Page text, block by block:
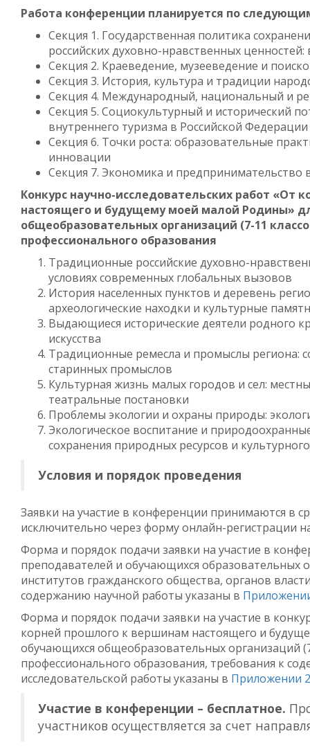
Работа конференции планируется по
Секция 1. Государственная политика
российских духовно-нравственных
Секция 2. Краеведение, музееведение и
Секция 3. История, культура и традиции
Секция 4. Международный, национальный и
Секция 5. Социокультурный и исторический
внутреннего туризма в Российской Федерации
Секция 6. Точки роста: образовательные
инновации
Секция 7. Экономика и предпринимательство
Конкурс научно-исследовательских работ «От
настоящего и будущему моей малой Родины»
общеобразовательных организаций (7-11
профессионального образования
Традиционные российские духовно-
условиях современных глобальных вызовов
История населенных пунктов и деревень
археологические находки и культурные
Выдающиеся исторические деятели родного
искусства
Традиционные ремесла и промыслы региона:
старинных промыслов
Культурная жизнь малых городов и сел:
театральные постановки
Проблемы экологии и охраны природы:
Экологическое воспитание и
сохранения природных ресурсов и
Условия и порядок проведения
Заявки на участие в конференции принимаются в
исключительно через форму онлайн-регистрации
Форма и порядок подачи заявки на участие в
преподавателей и обучающихся образовательных
институтов гражданского общества, органов
содержанию научной работы указаны в
Форма и порядок подачи заявки на участие в
корней прошлого к вершинам настоящего и
обучающихся общеобразовательных организаций
профессионального образования, требования к
исследовательской работы указаны в Приложении
Участие в конференции – бесплатное.
участников осуществляется за счет